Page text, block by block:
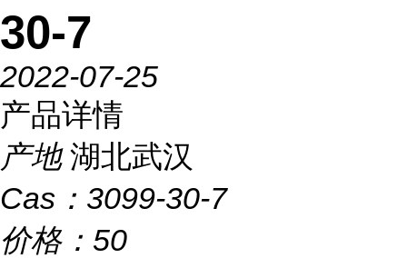
30-7
2022-07-25
产品详情
产地 湖北武汉
Cas： 3099-30-7
价格： 50